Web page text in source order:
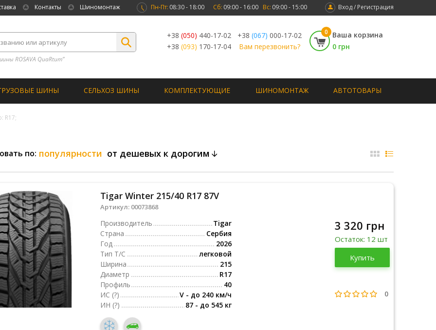
Контакты Шиномонтаж Вход / Регистрация
Пн-Пт: 08:30 - 18:00 Сб: 09:00 - 16:00 Вс: 09:00 - 15:00
ROSAVA QuaRtum”
+38 (050) 440-17-02 +38 (067) 000-17-02
+38 (093) 170-17-04 Вам перезвонить?
0
Ваша корзина
0 грн
ШИНЫ СЕЛЬХОЗ ШИНЫ КОМПЛЕКТУЮЩИЕ ШИНОМОНТАЖ АВТОТОВАРЫ
R17;
по: популярности от дешевых к дорогим
Tigar Winter 215/40 R17 87V
Артикул: 00073868
Производитель
Tigar
Страна
Сербия
Год
2026
Тип Т/С
легковой
Ширина
215
Диаметр
R17
Профиль
40
ИС (?)
V - до 240 км/ч
ИН (?) 87 - до 545 кг
Сербия
2026
3 320 грн
Остаток: 12 шт
Купить
0